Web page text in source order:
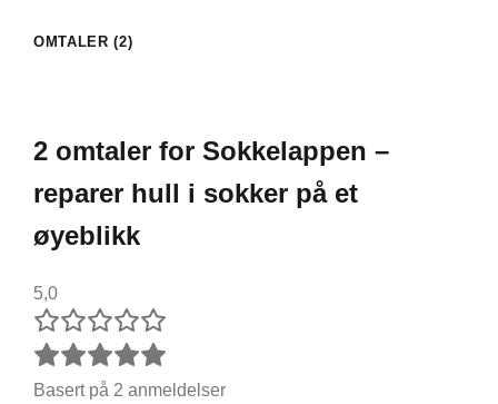
OMTALER (2)
2 omtaler for Sokkelappen –
reparer hull i sokker på et
øyeblikk
5,0
Basert på 2 anmeldelser